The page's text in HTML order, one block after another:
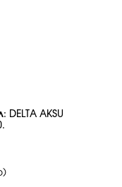
: DELTA AKSU